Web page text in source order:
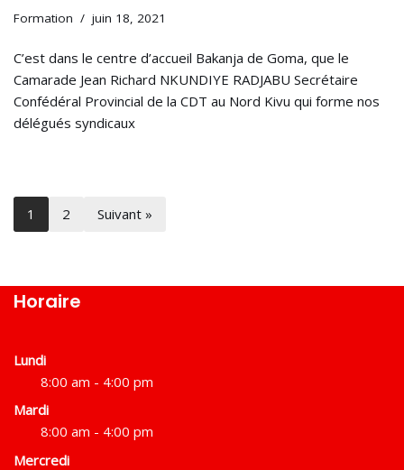
Formation juin 18, 2021
C’est dans le centre d’accueil Bakanja de Goma, que le
Camarade Jean Richard NKUNDIYE RADJABU Secrétaire
Confédéral Provincial de la CDT au Nord Kivu qui forme nos
délégués syndicaux
1 2 Suivant »
Horaire
Lundi
8:00 am - 4:00 pm
Mardi
8:00 am - 4:00 pm
Mercredi